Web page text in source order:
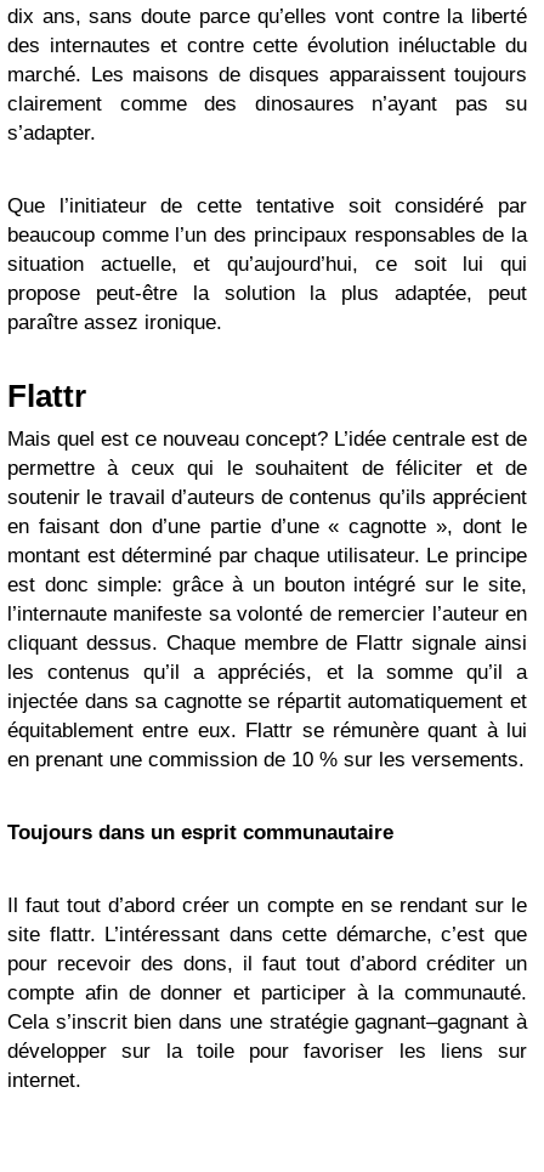
dix ans, sans doute parce qu’elles vont contre la liberté
des internautes et contre cette évolution inéluctable du
marché. Les maisons de disques apparaissent toujours
clairement comme des dinosaures n’ayant pas su
s’adapter.
Que l’initiateur de cette tentative soit considéré par
beaucoup comme l’un des principaux responsables de la
situation actuelle, et qu’aujourd’hui, ce soit lui qui
propose peut-être la solution la plus adaptée, peut
paraître assez ironique.
Flattr
Mais quel est ce nouveau concept? L’idée centrale est de
permettre à ceux qui le souhaitent de féliciter et de
soutenir le travail d’auteurs de contenus qu’ils apprécient
en faisant don d’une partie d’une « cagnotte », dont le
montant est déterminé par chaque utilisateur. Le principe
est donc simple: grâce à un bouton intégré sur le site,
l’internaute manifeste sa volonté de remercier l’auteur en
cliquant dessus. Chaque membre de Flattr signale ainsi
les contenus qu’il a appréciés, et la somme qu’il a
injectée dans sa cagnotte se répartit automatiquement et
équitablement entre eux. Flattr se rémunère quant à lui
en prenant une commission de 10 % sur les versements.
Toujours dans un esprit communautaire
Il faut tout d’abord créer un compte en se rendant sur le
site flattr. L’intéressant dans cette démarche, c’est que
pour recevoir des dons, il faut tout d’abord créditer un
compte afin de donner et participer à la communauté.
Cela s’inscrit bien dans une stratégie gagnant–gagnant à
développer sur la toile pour favoriser les liens sur
internet.